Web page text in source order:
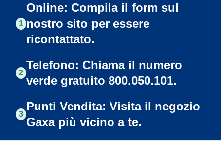
1
Online: Compila il form sul
nostro sito per essere
ricontattato.
2
Telefono: Chiama il numero
verde gratuito 800.050.101.
3
Punti Vendita: Visita il negozio
Gaxa più vicino a te.